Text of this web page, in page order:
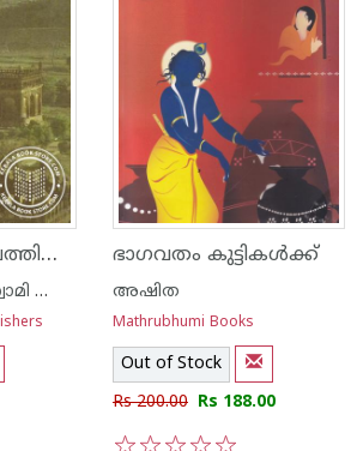
ഒരു നഷ്ടപ്രതാപത്തിന്റെ മാറ്റൊലി
രാജു നാരായണസ്വാമി ഐ എ എസ്
ഭാഗവതം കുട്ടികള്‍ക്ക്
അഷിത
Mathrubhumi Books
Out of Stock
Rs 200.00 Rs 188.00